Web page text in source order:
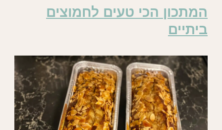
המתכון הכי טעים לחמוצים
ביתיים